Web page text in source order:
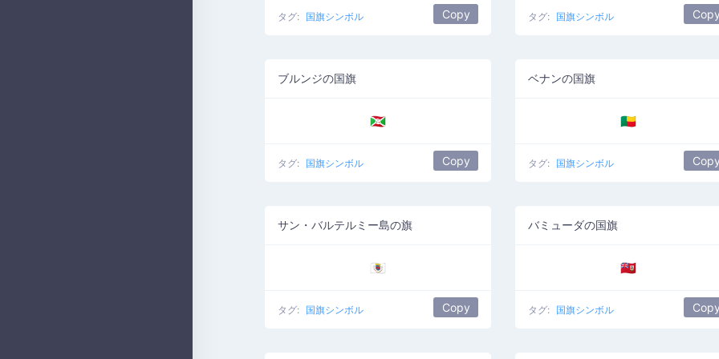
タグ: 国旗シンボル Copy タグ: 国旗シンボル Copy
ブルンジの国旗
🇧🇮
タグ: 国旗シンボル Copy
ベナンの国旗
🇧🇯
タグ: 国旗シンボル Copy
サン・バルテルミー島の旗
🇧🇱
タグ: 国旗シンボル Copy
バミューダの国旗
🇧🇲
タグ: 国旗シンボル Copy